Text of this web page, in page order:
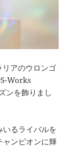
アのウロンゴ
Works
ンを飾りまし
るライバルを
ャンピオンに輝